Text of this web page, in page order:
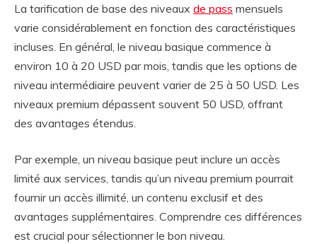
La tarification de base des niveaux de pass mensuels
varie considérablement en fonction des caractéristiques
incluses. En général, le niveau basique commence à
environ 10 à 20 USD par mois, tandis que les options de
niveau intermédiaire peuvent varier de 25 à 50 USD. Les
niveaux premium dépassent souvent 50 USD, offrant
des avantages étendus.
Par exemple, un niveau basique peut inclure un accès
limité aux services, tandis qu’un niveau premium pourrait
fournir un accès illimité, un contenu exclusif et des
avantages supplémentaires. Comprendre ces différences
est crucial pour sélectionner le bon niveau.